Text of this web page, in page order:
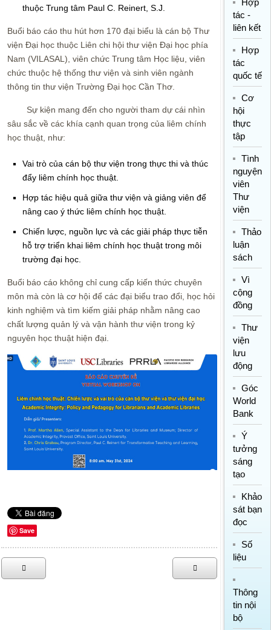
thuộc Trung tâm Paul C. Reinert, S.J.
Buổi báo cáo thu hút hơn 170 đại biểu là cán bộ Thư
viện Đại học thuộc Liên chi hội thư viện Đại học phía
Nam (VILASAL), viên chức Trung tâm Học liệu, viên
chức thuộc hệ thống thư viện và sinh viên ngành
thông tin thư viện Trường Đại học Cần Thơ.
Sự kiện mang đến cho người tham dự cái nhìn
sâu sắc về các khía cạnh quan trọng của liêm chính
học thuật, như:
Vai trò của cán bộ thư viện trong thực thi và thúc
đẩy liêm chính học thuật.
Hợp tác hiệu quả giữa thư viện và giảng viên để
nâng cao ý thức liêm chính học thuật.
Chiến lược, nguồn lực và các giải pháp thực tiễn
hỗ trợ triển khai liêm chính học thuật trong môi
trường đại học.
Buổi báo cáo không chỉ cung cấp kiến thức chuyên
môn mà còn là cơ hội để các đại biểu trao đổi, học hỏi
kinh nghiệm và tìm kiếm giải pháp nhằm nâng cao
chất lượng quản lý và vận hành thư viện trong kỷ
nguyên học thuật hiện đại.
Save
Hợp
tác -
liên kết
Hợp
tác
quốc tế
Cơ
hội
thực
tập
Tình
nguyện
viên
Thư
viện
Thảo
luận
sách
Vì
cộng
đồng
Thư
viện
lưu
động
Góc
World
Bank
Ý
tưởng
sáng
tạo
Khảo
sát bạn
đọc
Số
liệu
Thông
tin nội
bộ